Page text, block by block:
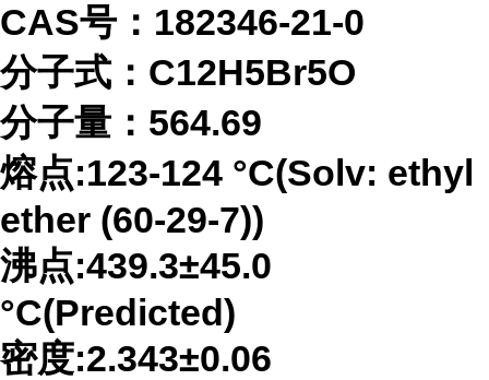
CAS号：182346-21-0
分子式： C12H5Br5O
分子量： 564.69
熔点:123-124 °C(Solv: ethyl
ether (60-29-7))
沸点:439.3±45.0
°C(Predicted)
密度:2.343±0.06